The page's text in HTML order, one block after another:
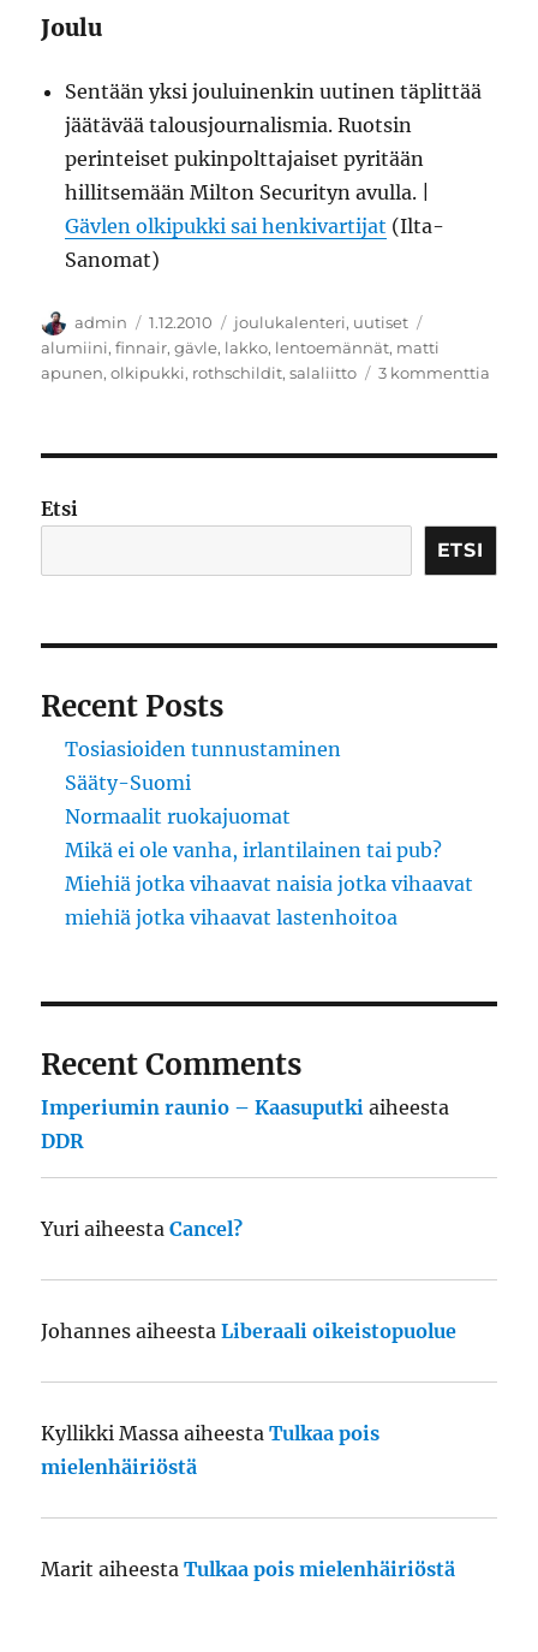
Joulu
Sentään yksi jouluinenkin uutinen täplittää
jäätävää talousjournalismia. Ruotsin
perinteiset pukinpolttajaiset pyritään
hillitsemään Milton Securityn avulla. |
Gävlen olkipukki sai henkivartijat (Ilta-
Sanomat)
Kirjoittaja
admin Julkaistu
1.12.2010 Kategoriat
joulukalenteri, uutiset
alumiini,finnair,gävle, lakko, lentoemännät, matti
apunen,olkipukki, rothschildit,salaliitto 3 kommenttia
Etsi
ETSI
Recent Posts
Tosiasioiden tunnustaminen
Sääty-Suomi
Normaalit ruokajuomat
Mikä ei ole vanha, irlantilainen tai pub?
Miehiä jotka vihaavat naisia jotka vihaavat
miehiä jotka vihaavat lastenhoitoa
Recent Comments
Imperiumin raunio – Kaasuputki aiheesta
DDR
Yuri aiheestaCancel?
Johannes aiheestaLiberaali oikeistopuolue
Kyllikki Massa aiheestaTulkaa pois
mielenhäiriöstä
Marit aiheestaTulkaa pois mielenhäiriöstä